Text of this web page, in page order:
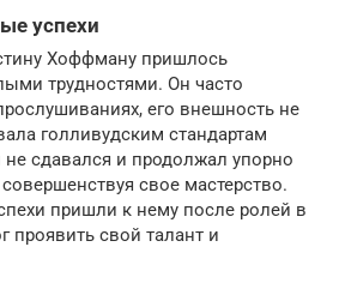
успехи
Хоффману пришлось
трудностями. Он часто
его внешность не
голливудским стандартам
сдавался и продолжал упорно
свое мастерство.
пришли к нему после ролей в
проявить свой талант и